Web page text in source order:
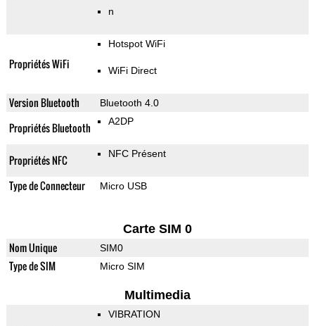
n
Propriétés WiFi
Hotspot WiFi
WiFi Direct
Version Bluetooth Bluetooth 4.0
Propriétés Bluetooth A2DP
Propriétés NFC NFC Présent
Type de Connecteur Micro USB
Carte SIM 0
Nom Unique SIM0
Type de SIM Micro SIM
Multimedia
VIBRATION